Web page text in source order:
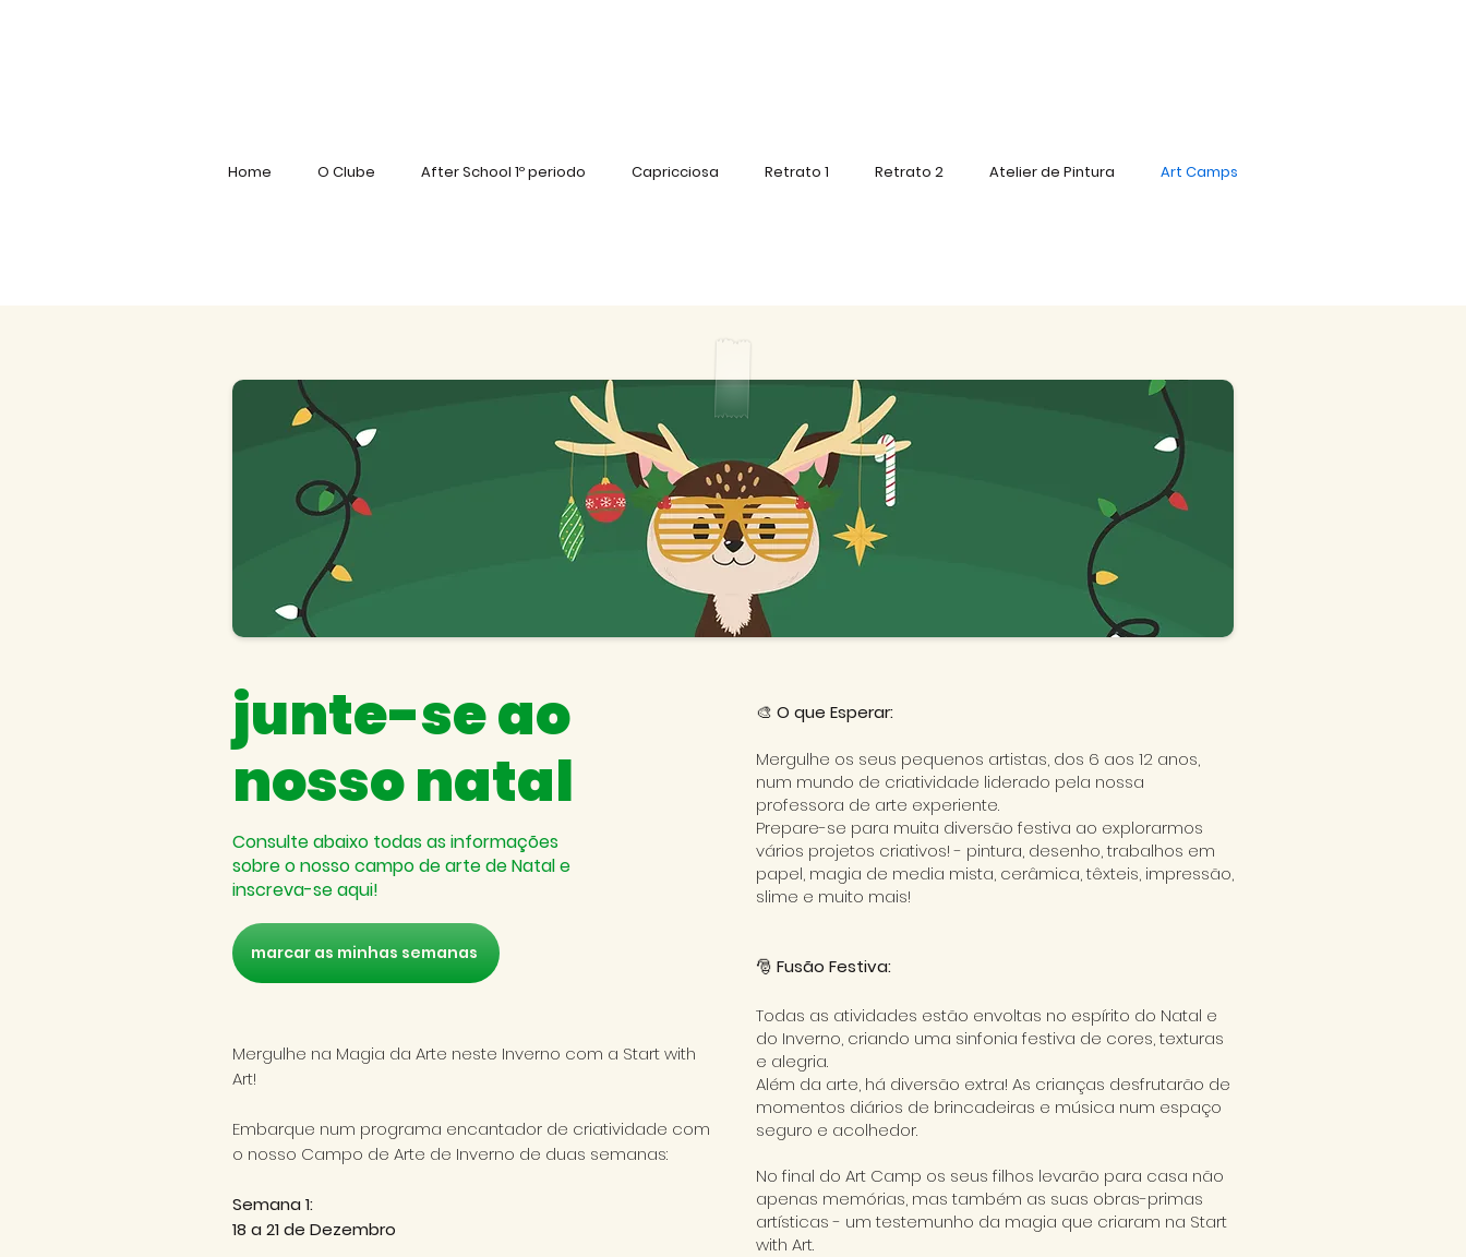
Home O Clube After School 1º periodo Capricciosa Retrato 1 Retrato 2 Atelier de Pintura Art Camps
junte-se ao
nosso natal
Consulte abaixo todas as informações
sobre o nosso campo de arte de Natal e
inscreva-se aqui!
marcar as minhas semanas
Mergulhe na Magia da Arte neste Inverno com a Start with
Art!
Embarque num programa encantador de criatividade com
o nosso Campo de Arte de Inverno de duas semanas:
Semana 1:
18 a 21 de Dezembro
🎨 O que Esperar:
Mergulhe os seus pequenos artistas, dos 6 aos 12 anos,
num mundo de criatividade liderado pela nossa
professora de arte experiente.
Prepare-se para muita diversão festiva ao explorarmos
vários projetos criativos! - pintura, desenho, trabalhos em
papel, magia de media mista, cerâmica, têxteis, impressão,
slime e muito mais!
🎅 Fusão Festiva:
Todas as atividades estão envoltas no espírito do Natal e
do Inverno, criando uma sinfonia festiva de cores, texturas
e alegria.
Além da arte, há diversão extra! As crianças desfrutarão de
momentos diários de brincadeiras e música num espaço
seguro e acolhedor.
No final do Art Camp os seus filhos levarão para casa não
apenas memórias, mas também as suas obras-primas
artísticas - um testemunho da magia que criaram na Start
with Art.